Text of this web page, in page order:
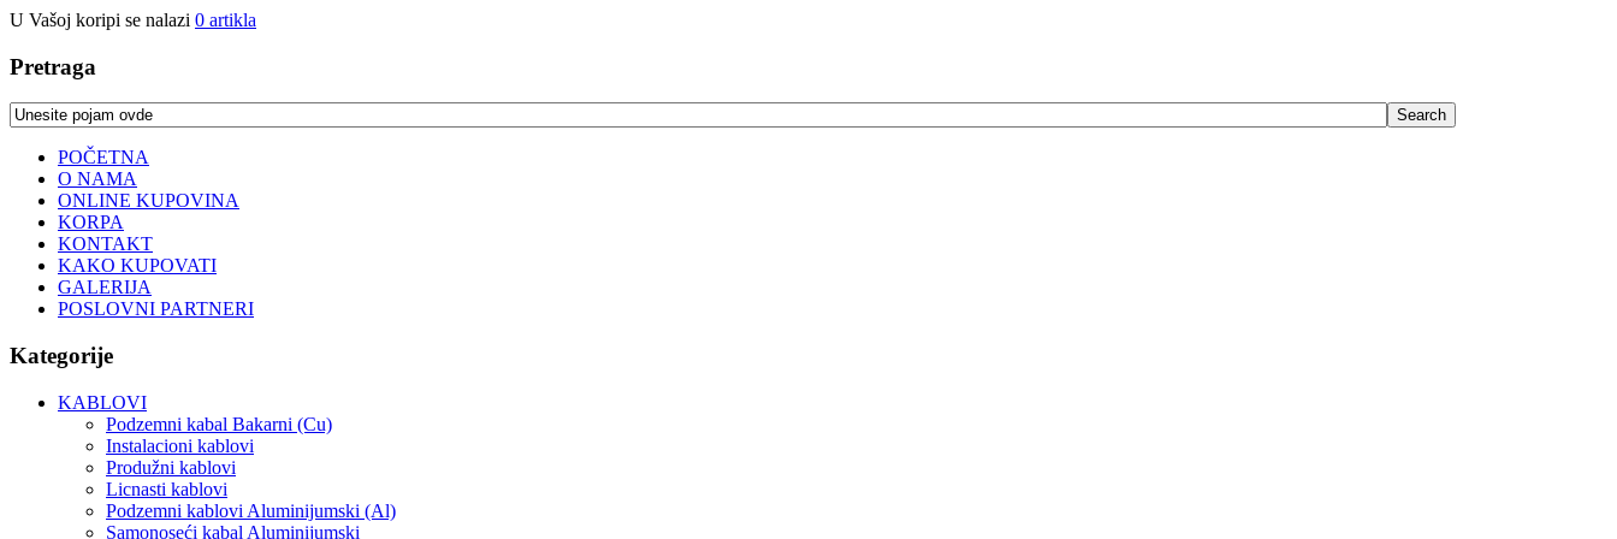
U Vašoj koripi se nalazi 0 artikla
Pretraga
POČETNA
O NAMA
ONLINE KUPOVINA
KORPA
KONTAKT
KAKO KUPOVATI
GALERIJA
POSLOVNI PARTNERI
Kategorije
KABLOVI
Podzemni kabal Bakarni (Cu)
Instalacioni kablovi
Produžni kablovi
Licnasti kablovi
Podzemni kablovi Aluminijumski (Al)
Samonoseći kabal Aluminijumski